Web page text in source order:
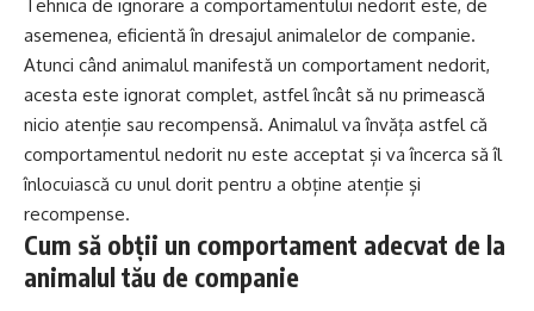
Tehnica de ignorare a comportamentului nedorit este, de
asemenea, eficientă în dresajul animalelor de companie.
Atunci când animalul manifestă un comportament nedorit,
acesta este ignorat complet, astfel încât să nu primească
nicio atenție sau recompensă. Animalul va învăța astfel că
comportamentul nedorit nu este acceptat și va încerca să îl
înlocuiască cu unul dorit pentru a obține atenție și
recompense.
Cum să obții un comportament adecvat de la
animalul tău de companie